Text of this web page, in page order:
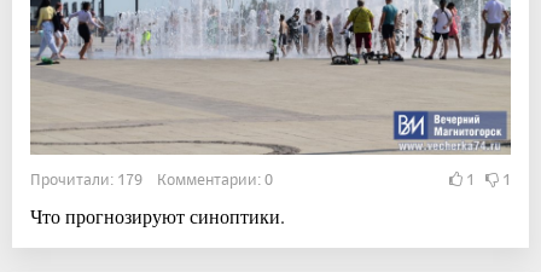
Прочитали: 179 Комментарии: 0 1 1
Что прогнозируют синоптики.